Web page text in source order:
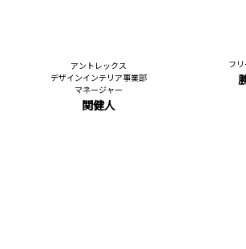
アントレックス
デザインインテリア事業部
マネージャー
関健人
フ